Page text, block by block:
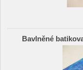
Bavlněné